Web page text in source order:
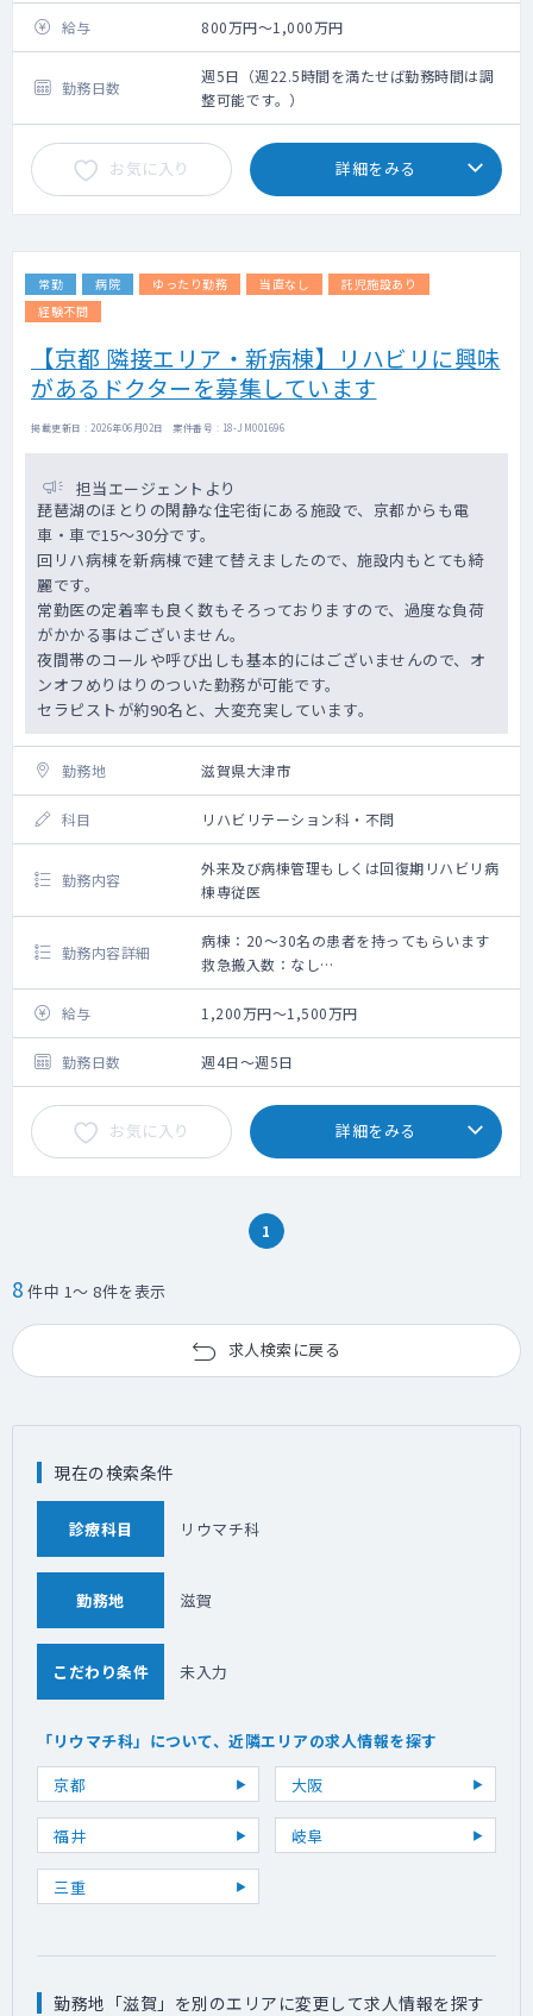
給与
800万円～1,000万円
勤務日数
週5日（週22.5時間を満たせば勤務時間は調
整可能です。）
お気に入り 詳細をみる
常勤 病院 ゆったり勤務 当直なし
託児施設あり
経験不問
【京都 隣接エリア・新病棟】リハビリに興味
があるドクターを募集しています
掲載更新日 : 2026年06月02日 案件番号 : 18-JM001696
担当エージェントより
琵琶湖のほとりの閑静な住宅街にある施設で、京都からも電
車・車で15～30分です。
回リハ病棟を新病棟で建て替えましたので、施設内もとても綺
麗です。
常勤医の定着率も良く数もそろっておりますので、過度な負荷
がかかる事はございません。
夜間帯のコールや呼び出しも基本的にはございませんので、オ
ンオフめりはりのついた勤務が可能です。
セラピストが約90名と、大変充実しています。
勤務地 滋賀県大津市
科目 リハビリテーション科・不問
勤務内容
外来及び病棟管理もしくは回復期リハビリ病
棟専従医
勤務内容詳細
病棟：20～30名の患者を持ってもらいます
救急搬入数：なし
手術数：なし
・病棟管理：20～30名ほど
運動器系：神経系＝10:6の割合です。
・リハの指示出しは週1~2日程度、初期カン
ファの際にリハの方針を決める流れです
・外来：応相談
給与 1,200万円～1,500万円
勤務日数 週4日～週5日
お気に入り 詳細をみる
1
8 件中 1～ 8件を表示
求人検索に戻る
現在の検索条件
診療科目 リウマチ科
勤務地 滋賀
こだわり条件 未入力
「リウマチ科」について、近隣エリアの求人情報を探す
京都
大阪
福井 岐阜
三重
勤務地「滋賀」を別のエリアに変更して求人情報を探す